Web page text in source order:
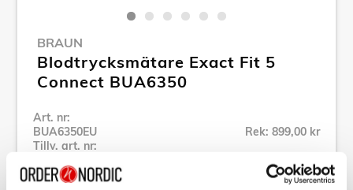
BRAUN
Blodtrycksmätare Exact Fit 5
Connect BUA6350
Art. nr:
BUA6350EU
Tillv. art. nr:
Rek: 899,00 kr
Se alla produkter inom Braun